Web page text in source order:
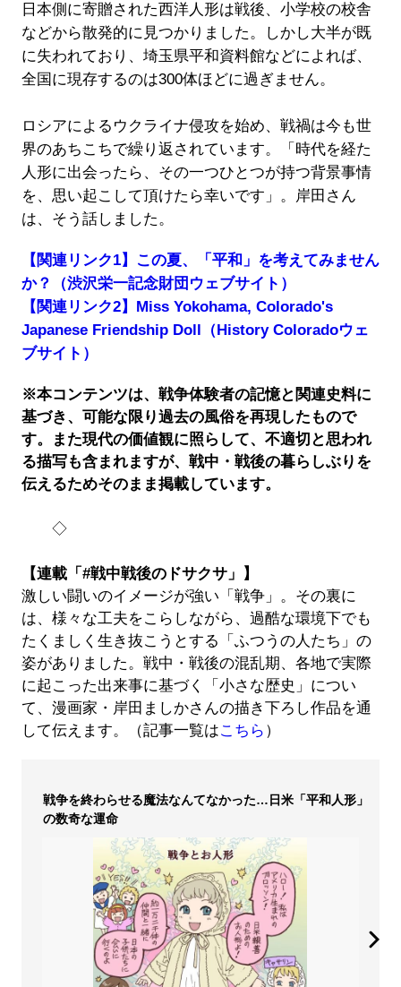
日本側に寄贈された西洋人形は戦後、小学校の校舎
などから散発的に見つかりました。しかし大半が既
に失われており、埼玉県平和資料館などによれば、
全国に現存するのは300体ほどに過ぎません。
ロシアによるウクライナ侵攻を始め、戦禍は今も世
界のあちこちで繰り返されています。「時代を経た
人形に出会ったら、その一つひとつが持つ背景事情
を、思い起こして頂けたら幸いです」。岸田さん
は、そう話しました。
【関連リンク1】この夏、「平和」を考えてみません
か？（渋沢栄一記念財団ウェブサイト）
【関連リンク2】Miss Yokohama, Colorado's
Japanese Friendship Doll（History Coloradoウェ
ブサイト）
※本コンテンツは、戦争体験者の記憶と関連史料に
基づき、可能な限り過去の風俗を再現したもので
す。また現代の価値観に照らして、不適切と思われ
る描写も含まれますが、戦中・戦後の暮らしぶりを
伝えるためそのまま掲載しています。
◇
【連載「#戦中戦後のドサクサ」】
激しい闘いのイメージが強い「戦争」。その裏に
は、様々な工夫をこらしながら、過酷な環境下でも
たくましく生き抜こうとする「ふつうの人たち」の
姿がありました。戦中・戦後の混乱期、各地で実際
に起こった出来事に基づく「小さな歴史」につい
て、漫画家・岸田ましかさんの描き下ろし作品を通
して伝えます。（記事一覧はこちら ）
戦争を終わらせる魔法なんてなかった…日米「平和人形」
の数奇な運命